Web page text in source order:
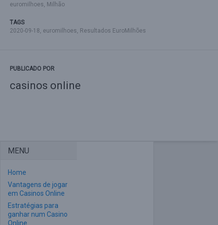
euromilhoes, Milhão
TAGS
2020-09-18, euromilhoes, Resultados EuroMilhões
PUBLICADO POR
casinos online
MENU
Home
Vantagens de jogar
em Casinos Online
Estratégias para
ganhar num Casino
Online